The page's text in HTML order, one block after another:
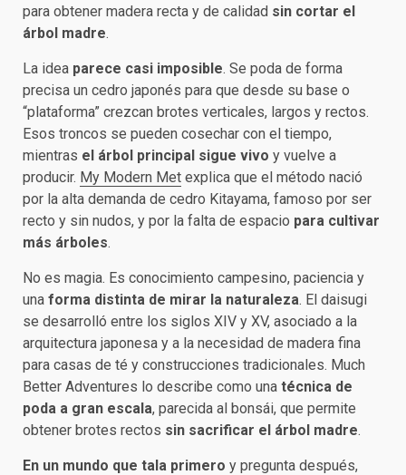
para obtener madera recta y de calidad sin cortar el
árbol madre.
La idea parece casi imposible. Se poda de forma
precisa un cedro japonés para que desde su base o
“plataforma” crezcan brotes verticales, largos y rectos.
Esos troncos se pueden cosechar con el tiempo,
mientras el árbol principal sigue vivo y vuelve a
producir. My Modern Met explica que el método nació
por la alta demanda de cedro Kitayama, famoso por ser
recto y sin nudos, y por la falta de espacio para cultivar
más árboles.
No es magia. Es conocimiento campesino, paciencia y
una forma distinta de mirar la naturaleza. El daisugi
se desarrolló entre los siglos XIV y XV, asociado a la
arquitectura japonesa y a la necesidad de madera fina
para casas de té y construcciones tradicionales. Much
Better Adventures lo describe como una técnica de
poda a gran escala, parecida al bonsái, que permite
obtener brotes rectos sin sacrificar el árbol madre.
En un mundo que tala primero y pregunta después,